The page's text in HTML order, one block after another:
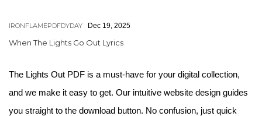
IRONFLAMEPDFDYDAY Dec 19, 2025
When The Lights Go Out Lyrics
The Lights Out PDF is a must-have for your digital collection,
and we make it easy to get. Our intuitive website design guides
you straight to the download button. No confusion, just quick